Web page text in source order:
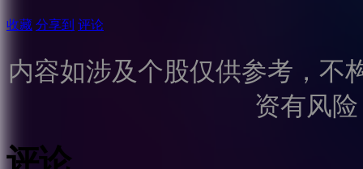
收藏 分享到 评论
内容如涉及个股仅供参考，不
资有风
评论